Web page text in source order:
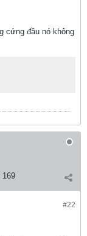
cứng đầu nó không
169
#22